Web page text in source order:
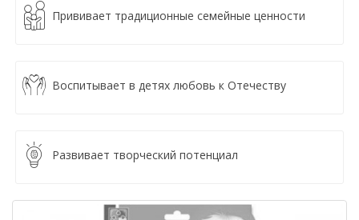
Прививает традиционные семейные ценности
Воспитывает в детях любовь к Отечеству
Развивает творческий потенциал